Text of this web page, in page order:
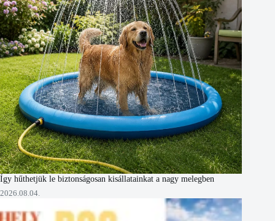
Így hűthetjük le biztonságosan kisállatainkat a nagy melegben
2026.08.04.